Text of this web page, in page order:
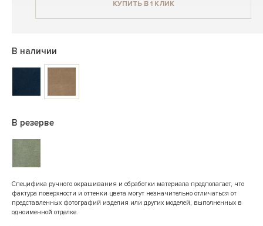
КУПИТЬ В 1 КЛИК
В наличии
В резерве
Специфика ручного окрашивания и обработки материала предполагает, что
фактура поверхности и оттенки цвета могут незначительно отличаться от
представленных фотографий изделия или других моделей, выполненных в
одноименной отделке.